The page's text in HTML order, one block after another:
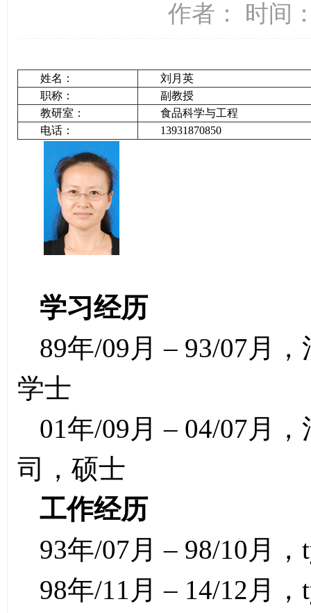
作者： 时间
姓名：
刘月英
职称：
副教授
教研室：
食品科学与工程
电话：
13931870850
学习经历
89年/09月 – 93/07月
学士
01年/09月 – 04/07月
司，硕士
工作经历
93年/07月 – 98/10月
98年/11月 – 14/12月